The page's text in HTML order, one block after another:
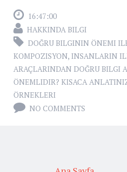
16:47:00
HAKKINDA BILGI
DOĞRU BILGININ ÖNEMI
KOMPOZISYON, INSANLARIN
ARAÇLARINDAN DOĞRU BILGI
ÖNEMLIDIR? KISACA
ÖRNEKLERI
NO COMMENTS